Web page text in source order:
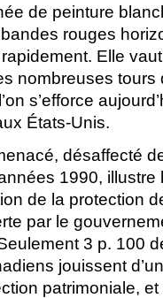
de peinture
rouges
Elle vaut
nombreuses tours
s’efforce
États-Unis.
désaffecté
1990, illustre
de la protection
par le
3 p. 100
jouissent
patrimoniale, et